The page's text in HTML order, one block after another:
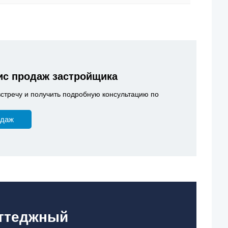
продаж застройщика
и получить подробную консультацию по